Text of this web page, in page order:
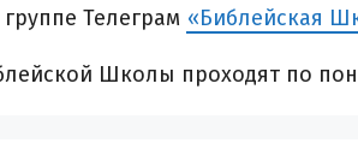
Телеграм «Библейская
Школы проходят по